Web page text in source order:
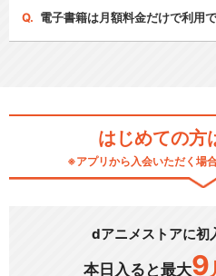
電子書籍は月額料金だけで利用
はじめての方
※アプリから入会いただく場
dアニメストアに初
本日入ると最大9